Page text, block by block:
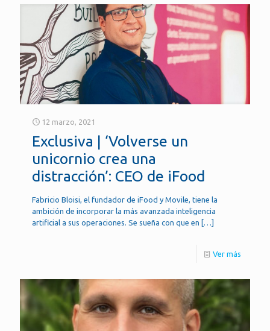
12 marzo, 2021
Exclusiva | ‘Volverse un
unicornio crea una
distracción’: CEO de iFood
Fabricio Bloisi, el fundador de iFood y Movile, tiene la
ambición de incorporar la más avanzada inteligencia
artificial a sus operaciones. Se sueña con que en […]
Ver más